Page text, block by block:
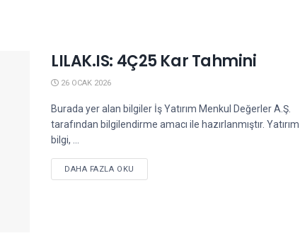
LILAK.IS: 4Ç25 Kar Tahmini
26 OCAK 2026
Burada yer alan bilgiler İş Yatırım Menkul Değerler A.Ş.
tarafından bilgilendirme amacı ile hazırlanmıştır. Yatırım
bilgi, ...
DAHA FAZLA OKU